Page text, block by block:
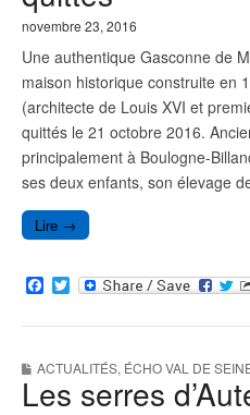
novembre 23, 2016
Une authentique Gasconne de
maison historique construite en
(architecte de Louis XVI et
quittés le 21 octobre 2016.
principalement à Boulogne-
ses deux enfants, son élevage
Lire →
F
a
c
o
o
k
T
w
i
e
ACTUALITÉS, ÉCHO VAL DE
Les serres